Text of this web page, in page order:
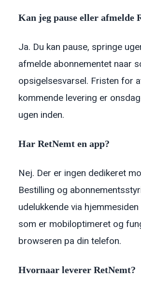
Kan jeg pause eller afmelde
Ja. Du kan pause, springe
afmelde abonnementet naar
opsigelsesvarsel. Fristen for
kommende levering er
ugen inden.
Har RetNemt en app?
Nej. Der er ingen dedikeret
Bestilling og
udelukkende via
som er mobiloptimeret og
browseren pa din telefon.
Hvornaar leverer RetNemt?